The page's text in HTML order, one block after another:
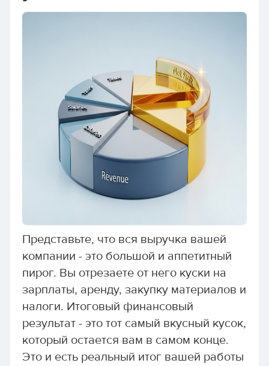
Представьте, что вся выручка вашей
компании - это большой и аппетитный
пирог. Вы отрезаете от него куски на
зарплаты, аренду, закупку материалов и
налоги. Итоговый финансовый
результат - это тот самый вкусный кусок,
который остается вам в самом конце.
Это и есть реальный итог вашей работы